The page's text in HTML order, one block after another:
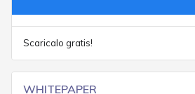
Scaricalo gratis!
WHITEPAPER